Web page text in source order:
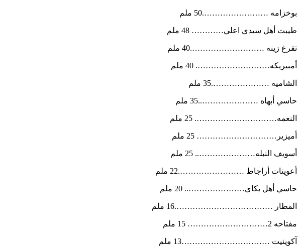
بوخزامه …………………….50 ملم
طيبت أهل سيدي اعلي………… 48 ملم
تفرغ زينه ……………………….40 ملم
أمبيريكه………………………. 40 ملم
الشاميه ………………….35 ملم
حاسي أبهاه …………………..35 ملم
النعمه…………………………. 25 ملم
أميزير………………………… 25 ملم
أسويف النبله………………….. 25 ملم
أعوينات أراجاط …………………….22 ملم
حاسي أهل بكاي………………….. 20 ملم
المطار ……………………………….16 ملم
مفتاحه 2………………………… 15 ملم
آكوينيت ……………………………13 ملم